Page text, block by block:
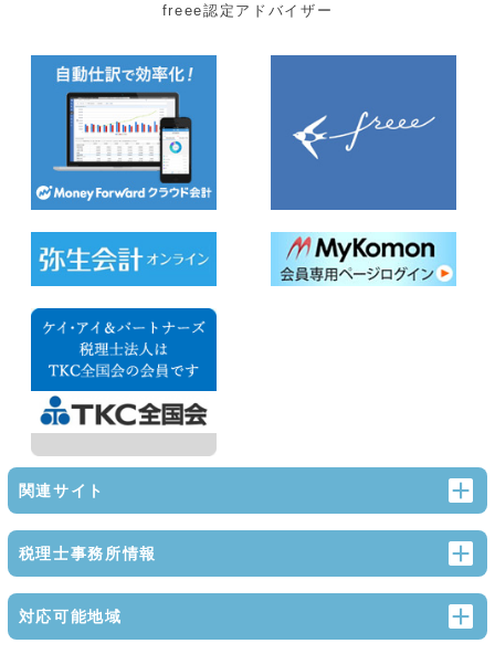
freee認定アドバイザー
関連サイト
税理士事務所情報
対応可能地域